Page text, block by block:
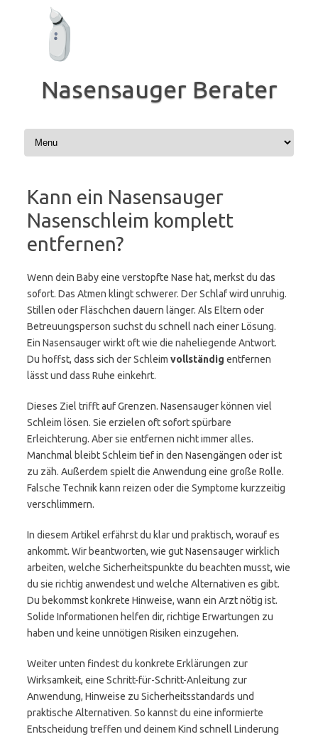
springen
Nasensauger Berater
Kann ein Nasensauger
Nasenschleim komplett
entfernen?
Wenn dein Baby eine verstopfte Nase hat, merkst du das
sofort. Das Atmen klingt schwerer. Der Schlaf wird unruhig.
Stillen oder Fläschchen dauern länger. Als Eltern oder
Betreuungsperson suchst du schnell nach einer Lösung.
Ein Nasensauger wirkt oft wie die naheliegende Antwort.
Du hoffst, dass sich der Schleim vollständig entfernen
lässt und dass Ruhe einkehrt.
Dieses Ziel trifft auf Grenzen. Nasensauger können viel
Schleim lösen. Sie erzielen oft sofort spürbare
Erleichterung. Aber sie entfernen nicht immer alles.
Manchmal bleibt Schleim tief in den Nasengängen oder ist
zu zäh. Außerdem spielt die Anwendung eine große Rolle.
Falsche Technik kann reizen oder die Symptome kurzzeitig
verschlimmern.
In diesem Artikel erfährst du klar und praktisch, worauf es
ankommt. Wir beantworten, wie gut Nasensauger wirklich
arbeiten, welche Sicherheitspunkte du beachten musst, wie
du sie richtig anwendest und welche Alternativen es gibt.
Du bekommst konkrete Hinweise, wann ein Arzt nötig ist.
Solide Informationen helfen dir, richtige Erwartungen zu
haben und keine unnötigen Risiken einzugehen.
Weiter unten findest du konkrete Erklärungen zur
Wirksamkeit, eine Schritt-für-Schritt-Anleitung zur
Anwendung, Hinweise zu Sicherheitsstandards und
praktische Alternativen. So kannst du eine informierte
Entscheidung treffen und deinem Kind schnell Linderung